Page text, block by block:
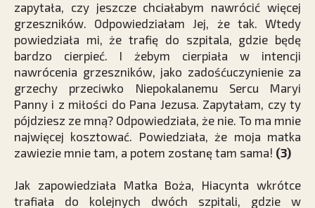
zapytała, czy jeszcze chciałabym nawrócić więcej
grzeszników. Odpowiedziałam Jej, że tak. Wtedy
powiedziała mi, że trafię do szpitala, gdzie będę
bardzo cierpieć. I żebym cierpiała w intencji
nawrócenia grzeszników, jako zadośćuczynienie za
grzechy przeciwko Niepokalanemu Sercu Maryi
Panny i z miłości do Pana Jezusa. Zapytałam, czy ty
pójdziesz ze mną? Odpowiedziała, że nie. To ma mnie
najwięcej kosztować. Powiedziała, że moja matka
zawiezie mnie tam, a potem zostanę tam sama! (3)
Jak zapowiedziała Matka Boża, Hiacynta wkrótce
trafiała do kolejnych dwóch szpitali, gdzie w